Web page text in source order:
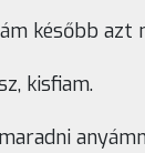
később azt
kisfiam.